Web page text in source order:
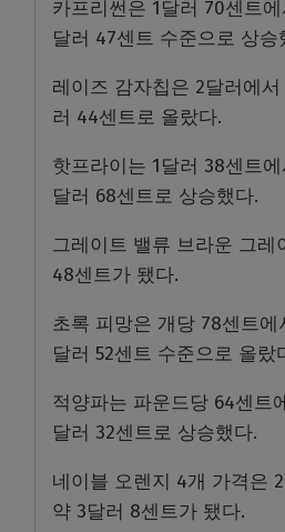
카프리썬은 1달러 70센트
달러 47센트 수준으로 상승
레이즈 감자칩은 2달러에
러 44센트로 올랐다.
핫프라이는 1달러 38센트
달러 68센트로 상승했다.
그레이트 밸류 브라운 그레
48센트가 됐다.
초록 피망은 개당 78센트에
달러 52센트 수준으로 올랐
적양파는 파운드당 64센트
달러 32센트로 상승했다.
네이블 오렌지 4개 가격은
약 3달러 8센트가 됐다.